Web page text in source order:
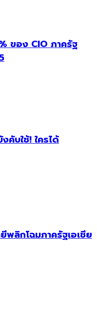
ของ CIO ภาครัฐ
คับใช้! ใครได้
พลิกโฉมภาครัฐเอเชีย